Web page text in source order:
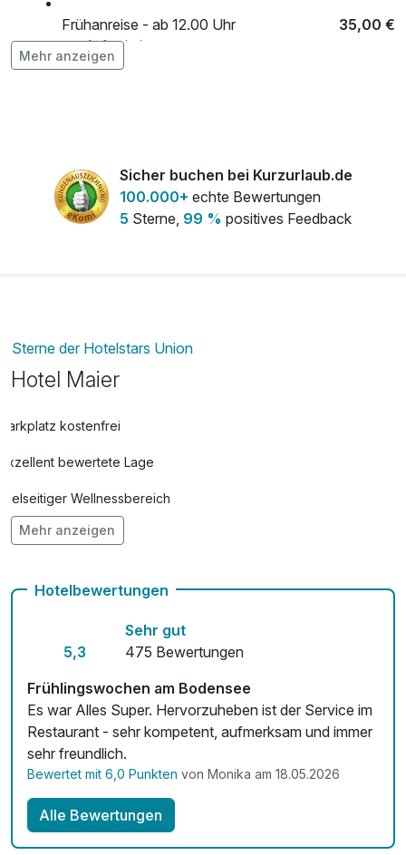
Frühanreise - ab 12.00 Uhr 35,00 €
pro Aufenthalt
pro Zimmer
Mehr anzeigen
Sicher buchen bei Kurzurlaub.de
100.000+ echte Bewertungen
5 Sterne, 99 % positives Feedback
Sterne der Hotelstars Union
Hotel Maier
Parkplatz kostenfrei
Exzellent bewertete Lage
Vielseitiger Wellnessbereich
Hunde im Hotel nicht erlaubt
Zimmerservice verfügbar
Mit Hotelbar
Mehr anzeigen
Hotelbewertungen
5,3
Sehr gut
475 Bewertungen
Frühlingswochen am Bodensee
Es war Alles Super. Hervorzuheben ist der Service im
Restaurant - sehr kompetent, aufmerksam und immer
sehr freundlich.
Bewertet mit 6,0 Punkten von Monika am 18.05.2026
Alle Bewertungen